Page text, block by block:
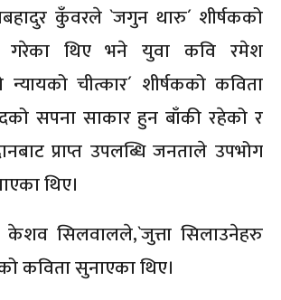
कुँवरले `जगुन थारु´ शीर्षकको
गरेका थिए भने युवा कवि रमेश
न्यायको चीत्कार´ शीर्षकको कविता
सपना साकार हुन बाँकी रहेको र
प्राप्त उपलब्धि जनताले उपभोग
थिए।
केशव सिलवालले,`जुत्ता सिलाउनेहरु
कविता सुनाएका थिए।